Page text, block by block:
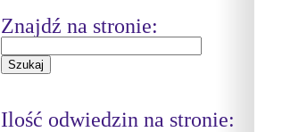
Znajdź na stronie:
Ilość odwiedzin na stronie: